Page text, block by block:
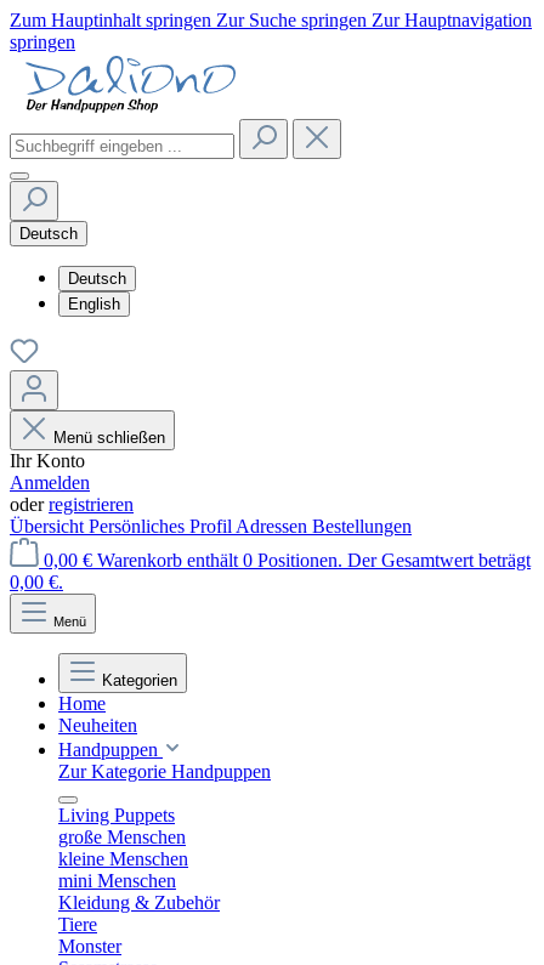
Zum Hauptinhalt springen Zur Suche springen Zur Hauptnavigation
springen
Deutsch
Deutsch
English
Menü schließen
Ihr Konto
Anmelden
oderregistrieren
Übersicht Persönliches Profil Adressen Bestellungen
0,00 € Warenkorb enthält 0 Positionen. Der Gesamtwert beträgt
0,00 €.
Menü
Kategorien
Home
Neuheiten
Handpuppen
Zur Kategorie Handpuppen
Living Puppets
große Menschen
kleine Menschen
mini Menschen
Kleidung & Zubehör
Tiere
Monster